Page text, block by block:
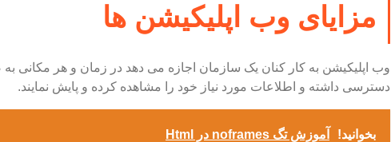
مزایای وب اپلیکیشن ها
دسترسی داشته و اطلاعات مورد نیاز خود را مشاهده کرده و پایش نمایند.
بخوانید! آموزش تگ noframes در Html